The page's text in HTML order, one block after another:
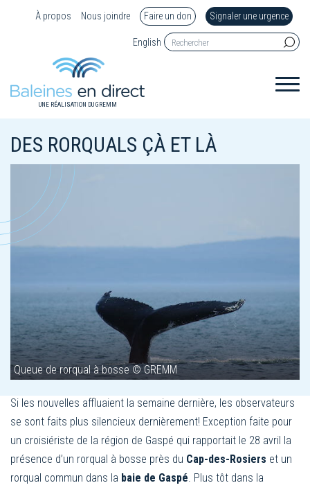
À propos Nous joindre Faire un don Signaler une urgence
English
UNE RÉALISATION DU GREMM
DES RORQUALS ÇÀ ET LÀ
Queue de rorqual à bosse © GREMM
Si les nouvelles affluaient la semaine dernière, les observateurs
se sont faits plus silencieux dernièrement! Exception faite pour
un croisiériste de la région de Gaspé qui rapportait le 28 avril la
présence d’un rorqual à bosse près du Cap-des-Rosiers et un
rorqual commun dans la baie de Gaspé. Plus tôt dans la